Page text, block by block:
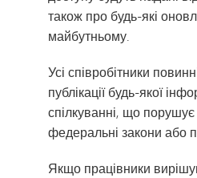
також про будь-які
майбутньому.
Усі співробітники
публікації будь-якої
спілкуванні, що
федеральні закони або
Якщо працівники